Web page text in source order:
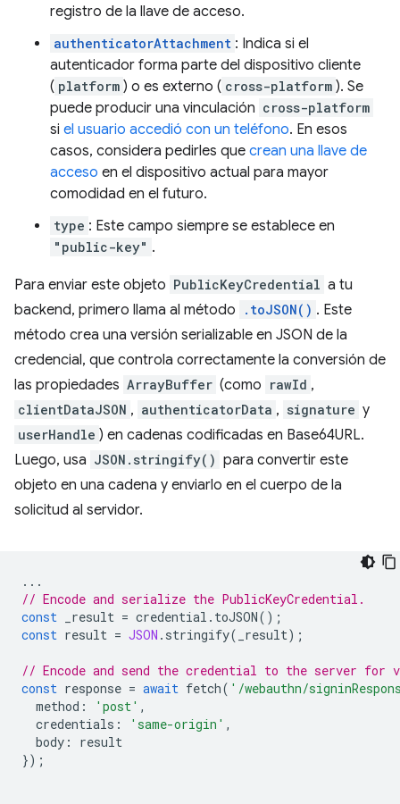
registro de la llave de acceso.
authenticatorAttachment : Indica si el
autenticador forma parte del dispositivo cliente
( platform ) o es externo ( cross-platform ). Se
puede producir una vinculación cross-platform
si el usuario accedió con un teléfono. En esos
casos, considera pedirles que crean una llave de
acceso en el dispositivo actual para mayor
comodidad en el futuro.
type : Este campo siempre se establece en
"public-key" .
Para enviar este objeto PublicKeyCredential a tu
backend, primero llama al método
.toJSON() . Este
método crea una versión serializable en JSON de la
credencial, que controla correctamente la conversión de
las propiedades ArrayBuffer (como rawId ,
clientDataJSON , authenticatorData , signature y
userHandle ) en cadenas codificadas en Base64URL.
Luego, usa JSON.stringify() para convertir este
objeto en una cadena y enviarlo en el cuerpo de la
solicitud al servidor.
...
// Encode and serialize the PublicKeyCredential.
const
_result = credential . toJSON();
const result = JSON . stringify( _result);
// Encode and send the credential to the server
const response = await fetch( '/webauthn/
method : 'post' ,
credentials : 'same-origin' ,
body :
result
});